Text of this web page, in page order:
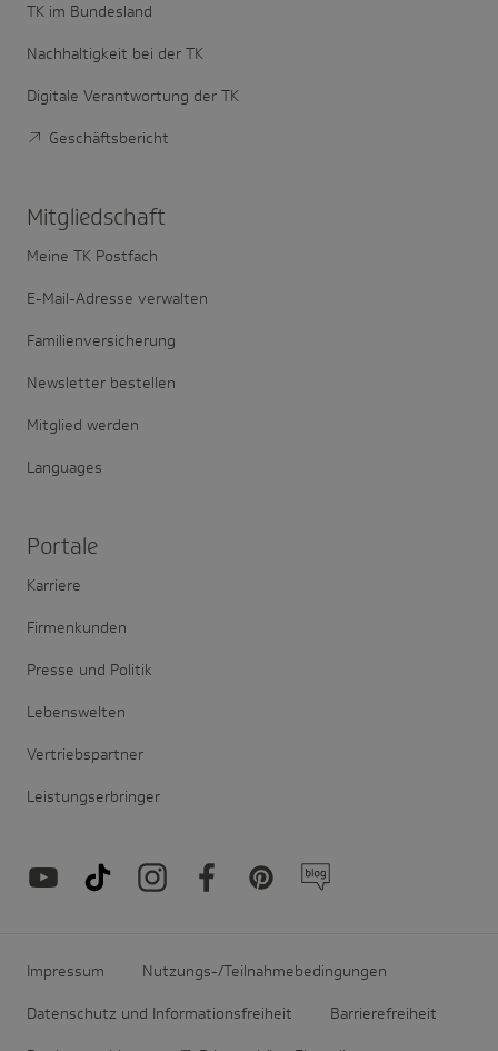
TK im Bundesland
Nachhaltigkeit bei der TK
Digitale Verantwortung der TK
Geschäftsbericht
Mitglied­schaft
Meine TK Postfach
E-Mail-Adresse verwalten
Familienversicherung
Newsletter bestellen
Mitglied werden
Languages
Portale
Karriere
Firmenkunden
Presse und Politik
Lebenswelten
Vertriebspartner
Leistungserbringer
Impressum Nutzungs-/Teilnahmebedingungen
Datenschutz und Informationsfreiheit Barrierefreiheit